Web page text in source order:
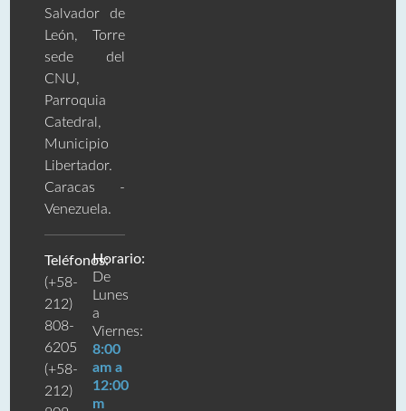
Salvador de
León, Torre
sede del
CNU,
Parroquia
Catedral,
Municipio
Libertador.
Caracas -
Venezuela.
Teléfonos:
(+58-
212)
808-
6205
(+58-
212)
Horario:
De
Lunes
a
Viernes:
8:00
am a
12:00
m